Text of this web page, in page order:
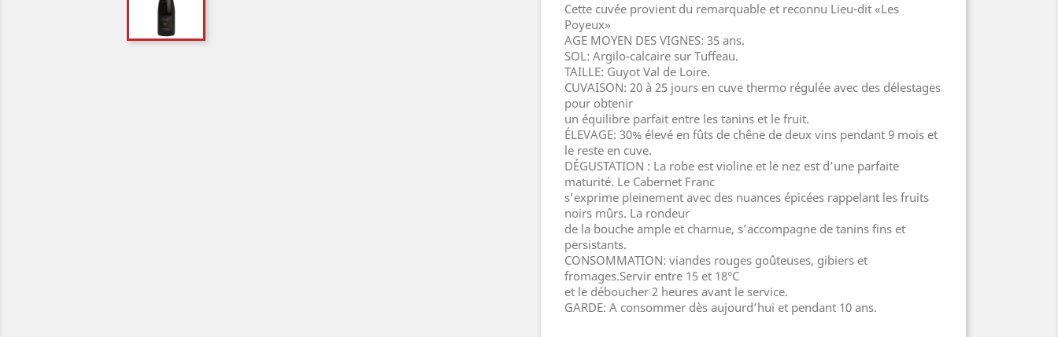
Cette cuvée provient du remarquable et reconnu Lieu-dit «Les
Poyeux»
AGE MOYEN DES VIGNES: 35 ans.
SOL: Argilo-calcaire sur Tuffeau.
TAILLE: Guyot Val de Loire.
CUVAISON: 20 à 25 jours en cuve thermo régulée avec des délestages
pour obtenir
un équilibre parfait entre les tanins et le fruit.
ÉLEVAGE: 30% élevé en fûts de chêne de deux vins pendant 9 mois et
le reste en cuve.
DÉGUSTATION : La robe est violine et le nez est d’une parfaite
maturité. Le Cabernet Franc
s’exprime pleinement avec des nuances épicées rappelant les fruits
noirs mûrs. La rondeur
de la bouche ample et charnue, s’accompagne de tanins fins et
persistants.
CONSOMMATION: viandes rouges goûteuses, gibiers et
fromages.Servir entre 15 et 18°C
et le déboucher 2 heures avant le service.
GARDE: A consommer dès aujourd’hui et pendant 10 ans.